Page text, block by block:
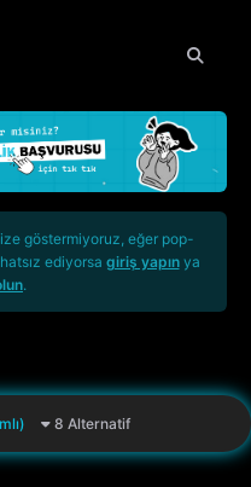
göstermiyoruz, eğer pop-
ediyorsa giriş yapınya
.
8 Alternatif